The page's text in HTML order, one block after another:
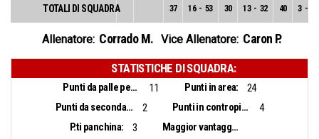
TOTALI DI SQUADRA 37 16 - 53 30 13 - 32 40 3 -
Allenatore: Corrado M. Vice Allenatore: Caron P.
STATISTICHE DI SQUADRA:
Punti da palle perse: 11 Punti in area:
24
Punti da seconda opportunità:
2 Punti in contropiede:
4
P.ti panchina:
3
Maggior vantaggio: